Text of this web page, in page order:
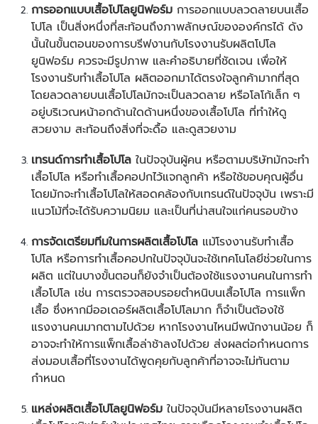
การออกแบบเสื้อโปโลยูนิฟอร์ม การออกแบบลวดลายบนเสื้อ
โปโล เป็นสิ่งหนึ่งที่สะท้อนถึงภาพลักษณ์ขององค์กรได้ ดัง
นั้นในขั้นตอนของการบรีฟงานกับโรงงานรับผลิตโปโล
ยูนิฟอร์ม ควรจะมีรูปภาพ และคำอธิบายที่ชัดเจน เพื่อให้
โรงงานรับทำเสื้อโปโล ผลิตออกมาได้ตรงใจลูกค้ามากที่สุด
โดยลวดลายบนเสื้อโปโลมักจะเป็นลวดลาย หรือโลโก้เล็ก ๆ
อยู่บริเวณหน้าอกด้านใดด้านหนึ่งของเสื้อโปโล ที่ทำให้ดู
สวยงาม สะท้อนถึงสิ่งที่จะดื้อ และดูสวยงาม
เทรนด์การทำเสื้อโปโล ในปัจจุบันผู้คน หรือตามบริษัทมักจะทำ
เสื้อโปโล หรือทำเสื้อคอปกไว้แจกลูกค้า หรือใช้ขอบคุณผู้อื่น
โดยมักจะทำเสื้อโปโลให้สอดคล้องกับเทรนด์ในปัจจุบัน เพราะมี
แนวโม้ที่จะได้รับความนิยม และเป็นที่น่าสนใจแก่คนรอบข้าง
การจัดเตรียมทีมในการผลิตเสื้อโปโล แม้โรงงานรับทำเสื้อ
โปโล หรือการทำเสื้อคอปกในปัจจุบันจะใช้เทคโนโลยีช่วยในการ
ผลิต แต่ในบางขั้นตอนก็ยังจำเป็นต้องใช้แรงงานคนในการทำ
เสื้อโปโล เช่น การตรวจสอบรอยตำหนิบนเสื้อโปโล การแพ็ก
เสื้อ ซึ่งหากมีออเดอร์ผลิตเสื้อโปโลมาก ก็จำเป็นต้องใช้
แรงงานคนมากตามไปด้วย หากโรงงานไหนมีพนักงานน้อย ก็
อาจจะทำให้การแพ็กเสื้อล่าช้าลงไปด้วย ส่งผลต่อกำหนดการ
ส่งมอบเสื้อที่โรงงานได้พูดคุยกับลูกค้าที่อาจจะไม่ทันตาม
กำหนด
แหล่งผลิตเสื้อโปโลยูนิฟอร์ม ในปัจจุบันมีหลายโรงงานผลิต